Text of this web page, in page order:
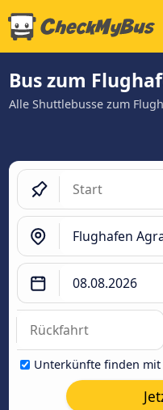
Bus zum
Alle Shuttlebusse zum
Unterkünfte finden